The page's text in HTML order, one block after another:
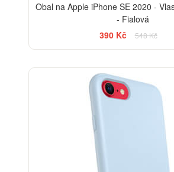
Obal na Apple iPhone SE 2020 -
- Fialová
390 Kč
548 Kč